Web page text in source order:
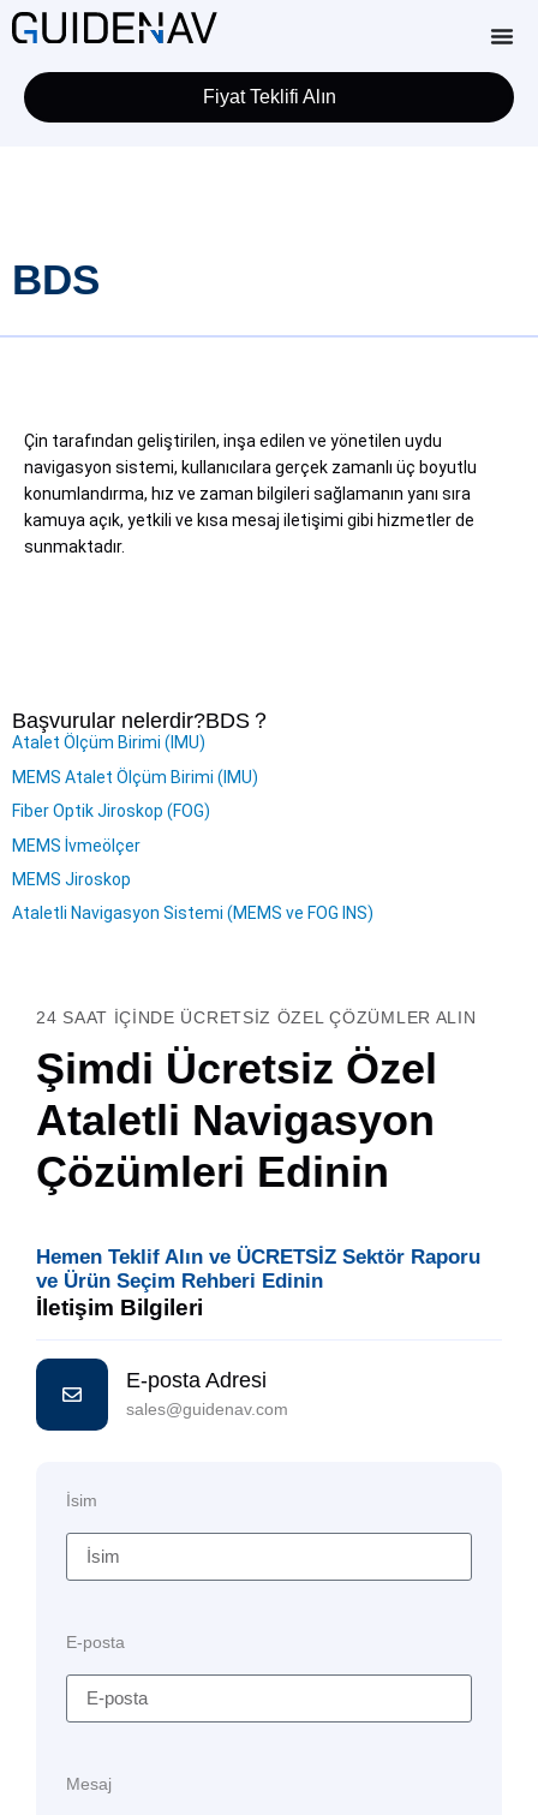
Fiyat Teklifi Alın
BDS
Çin tarafından geliştirilen, inşa edilen ve yönetilen uydu
navigasyon sistemi, kullanıcılara gerçek zamanlı üç boyutlu
konumlandırma, hız ve zaman bilgileri sağlamanın yanı sıra
kamuya açık, yetkili ve kısa mesaj iletişimi gibi hizmetler de
sunmaktadır.
Başvurular nelerdir?BDS ？
Atalet Ölçüm Birimi (IMU)
MEMS Atalet Ölçüm Birimi (IMU)
Fiber Optik Jiroskop (FOG)
MEMS İvmeölçer
MEMS Jiroskop
Ataletli Navigasyon Sistemi (MEMS ve FOG INS)
24 SAAT IÇINDE ÜCRETSIZ ÖZEL ÇÖZÜMLER ALIN
Şimdi Ücretsiz Özel
Ataletli Navigasyon
Çözümleri Edinin
Hemen Teklif Alın ve ÜCRETSİZ Sektör Raporu
ve Ürün Seçim Rehberi Edinin
İletişim Bilgileri
E-posta Adresi
sales@guidenav.com
İsim
E-posta
Mesaj